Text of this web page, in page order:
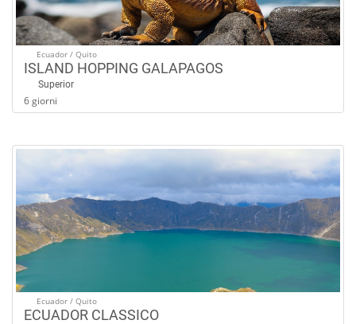
Ecuador / Quito
ISLAND HOPPING GALAPAGOS
Superior
6 giorni
Ecuador / Quito
ECUADOR CLASSICO